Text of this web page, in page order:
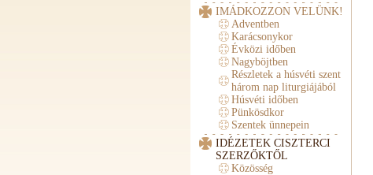
IMÁDKOZZON VELÜNK!
Adventben
Karácsonykor
Évközi időben
Nagyböjtben
Részletek a húsvéti szent
három nap liturgiájából
Húsvéti időben
Pünkösdkor
Szentek ünnepein
IDÉZETEK CISZTERCI
SZERZŐKTŐL
Közösség